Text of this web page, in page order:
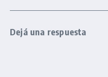
Dejá una respuesta